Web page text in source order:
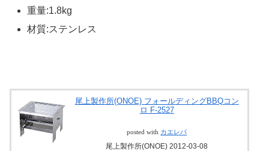
重量:1.8kg
材質:ステンレス
尾上製作所(ONOE) フォールディングBBQコン
ロ F-2527
posted with カエレバ
尾上製作所(ONOE) 2012-03-08